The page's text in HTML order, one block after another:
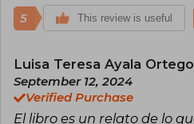
Generación del 27
5 This review is useful
Luisa Teresa Ayala
September 12, 2024
Verified Purchase
El libro es un relato de lo